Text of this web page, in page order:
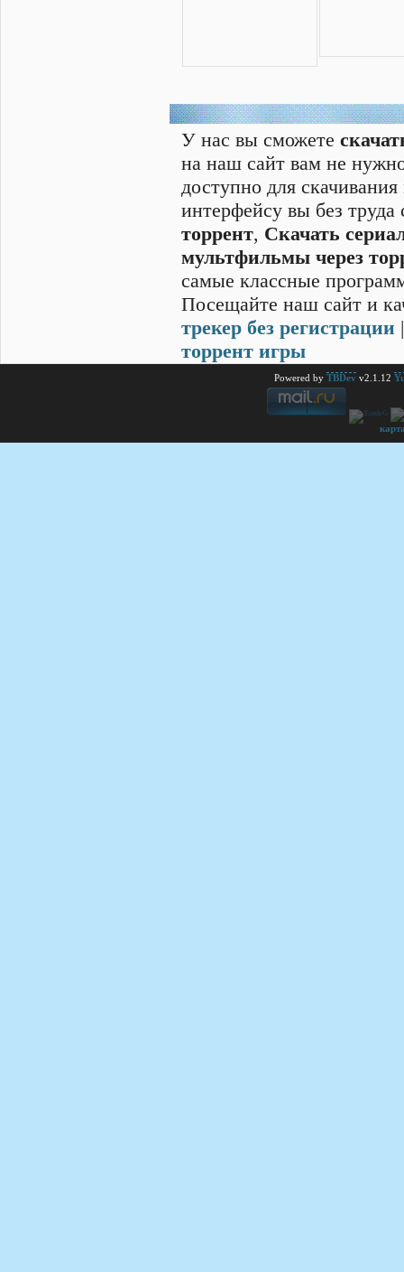
У нас вы сможете
на наш сайт вам не
доступно для
интерфейсу вы без
торрент, Скачать
мультфильмы через
самые классные
Посещайте наш сайт и
трекер без регистрации
торрент игры
Powered by TBDev v2.1.12